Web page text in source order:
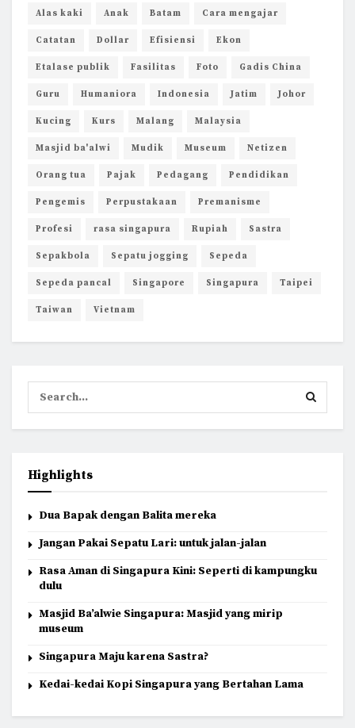
Alas kaki Anak Batam Cara mengajar
Catatan Dollar Efisiensi Ekon
Etalase publik Fasilitas Foto Gadis China
Guru Humaniora Indonesia Jatim Johor
Kucing Kurs Malang Malaysia
Masjid ba'alwi Mudik Museum Netizen
Orang tua Pajak Pedagang Pendidikan
Pengemis Perpustakaan Premanisme
Profesi rasa singapura Rupiah Sastra
Sepakbola Sepatu jogging Sepeda
Sepeda pancal Singapore Singapura Taipei
Taiwan Vietnam
Highlights
Dua Bapak dengan Balita mereka
Jangan Pakai Sepatu Lari: untuk jalan-jalan
Rasa Aman di Singapura Kini: Seperti di kampungku
dulu
Masjid Ba’alwie Singapura: Masjid yang mirip
museum
Singapura Maju karena Sastra?
Kedai-kedai Kopi Singapura yang Bertahan Lama